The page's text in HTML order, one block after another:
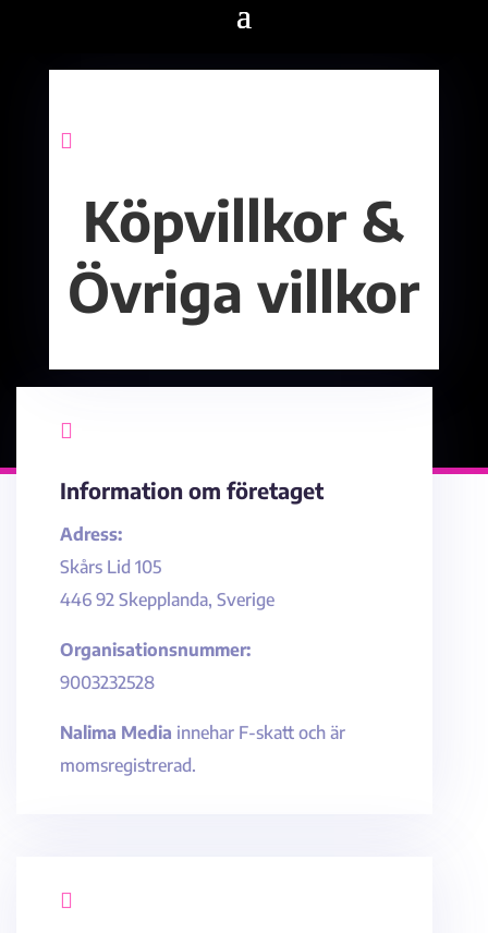

Köpvillkor &
Övriga villkor

Information om företaget
Adress:
Skårs Lid 105
446 92 Skepplanda, Sverige
Organisationsnummer:
9003232528
Nalima Media innehar F-skatt och är
momsregistrerad.
